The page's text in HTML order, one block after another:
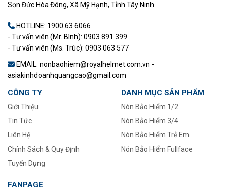
Sơn Đức Hòa Đông, Xã Mỹ Hạnh, Tỉnh Tây Ninh
HOTLINE: 1900 63 6066
- Tư vấn viên (Mr. Bình): 0903 891 399
- Tư vấn viên (Ms. Trúc): 0903 063 577
EMAIL: nonbaohiem@royalhelmet.com.vn -
asiakinhdoanhquangcao@gmail.com
CÔNG TY
Giới Thiệu
Tin Tức
–
Liên Hệ
Chính Sách & Quy Định
Tuyển Dụng
DANH MỤC SẢN PHẨM
Nón Bảo Hiểm 1/2
Nón Bảo Hiểm 3/4
Nón Bảo Hiểm Trẻ Em
Nón Bảo Hiểm Fullface
FANPAGE